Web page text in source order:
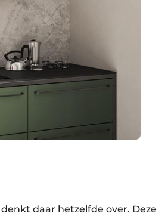
daar hetzelfde over. Deze